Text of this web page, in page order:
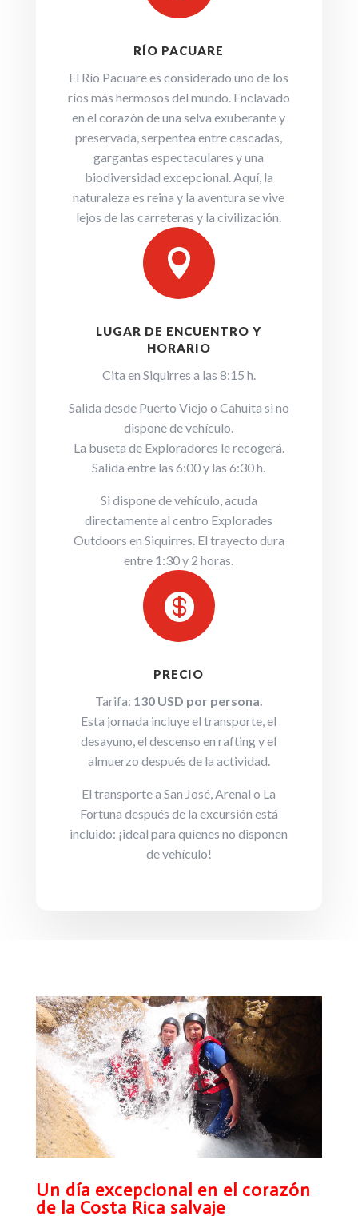
RÍO PACUARE
El Río Pacuare es considerado uno de los
ríos más hermosos del mundo. Enclavado
en el corazón de una selva exuberante y
preservada, serpentea entre cascadas,
gargantas espectaculares y una
biodiversidad excepcional. Aquí, la
naturaleza es reina y la aventura se vive
lejos de las carreteras y la civilización.

LUGAR DE ENCUENTRO Y
HORARIO
Cita en Siquirres a las 8:15 h.
Salida desde Puerto Viejo o Cahuita si no
dispone de vehículo.
La buseta de Exploradores le recogerá.
Salida entre las 6:00 y las 6:30 h.
Si dispone de vehículo, acuda
directamente al centro Explorades
Outdoors en Siquirres. El trayecto dura
entre 1:30 y 2 horas.

PRECIO
Tarifa: 130 USD por persona.
Esta jornada incluye el transporte, el
desayuno, el descenso en rafting y el
almuerzo después de la actividad.
El transporte a San José, Arenal o La
Fortuna después de la excursión está
incluido: ¡ideal para quienes no disponen
de vehículo!
Un día excepcional en el corazón
de la Costa Rica salvaje